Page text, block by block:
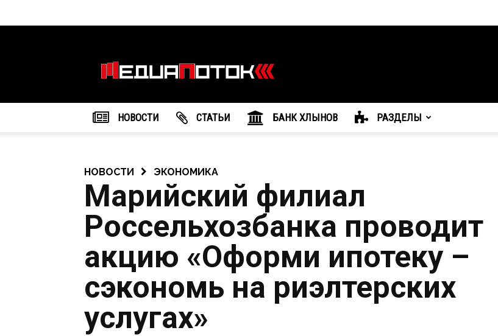
агентство
"МедиаПоток"
НОВОСТИ CТАТЬИ БАНК ХЛЫНОВ РАЗДЕЛЫ
НОВОСТИ ЭКОНОМИКА
Марийский филиал
Россельхозбанка проводит
акцию «Оформи ипотеку –
сэкономь на риэлтерских
услугах»